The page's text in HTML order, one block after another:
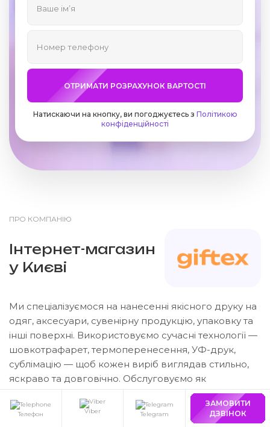
ОТРИМАТИ РОЗРАХУНОК ВАРТОСТІ
Натискаючи на кнопку, ви погоджуєтесь з Політикою
конфіденційності
ПРО КОМПАНІЮ
Інтернет-магазин
у Києві
Ми спеціалізуємося на нанесенні якісного друку на
одяг, аксесуари, сувенірну продукцію, упаковку та
інші поверхні. Використовуємо сучасні технології —
шовкотрафарет, термоперенесення, УФ-друк,
сублімацію — щоб кожен виріб виглядав стильно,
яскраво та довговічно. Обслуговуємо як
корпоративних клієнтів, так і приватні замовлення.
Допомагаємо брендам виділятися, а людям —
Телефон Viber Telegram
ЗАМОВИТИ
ДЗВІНОК